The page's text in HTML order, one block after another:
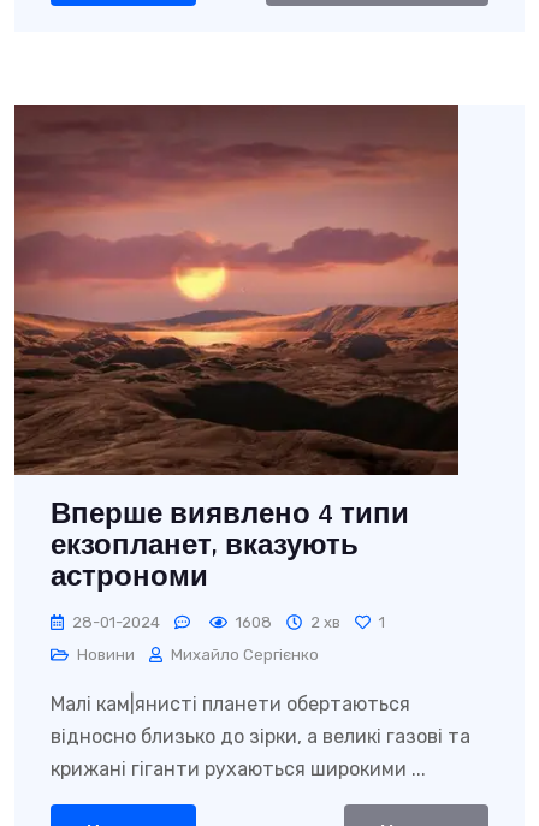
Вперше виявлено 4 типи
екзопланет, вказують
астрономи
28-01-2024 1608 2 хв
1
Новини
Михайло Сергієнко
Малі кам|янисті планети обертаються
відносно близько до зірки, а великі газові та
крижані гіганти рухаються широкими ...